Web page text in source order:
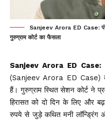
Sanjeev Arora ED Case:
गुरुग्राम कोर्ट का फैसला
Sanjeev Arora ED Case:
(Sanjeev Arora ED Case)
हैं। गुरुग्राम स्थित सेशन कोर्ट ने
हिरासत को दो दिन के लिए और
रुपये से जुड़े कथित मनी लॉन्ड्रिंग